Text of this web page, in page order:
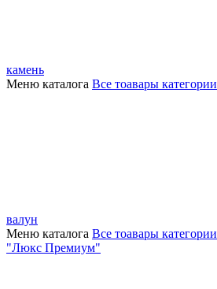
камень
Меню каталога Все тоавары категории
валун
Меню каталога Все тоавары категории
"Люкс Премиум"